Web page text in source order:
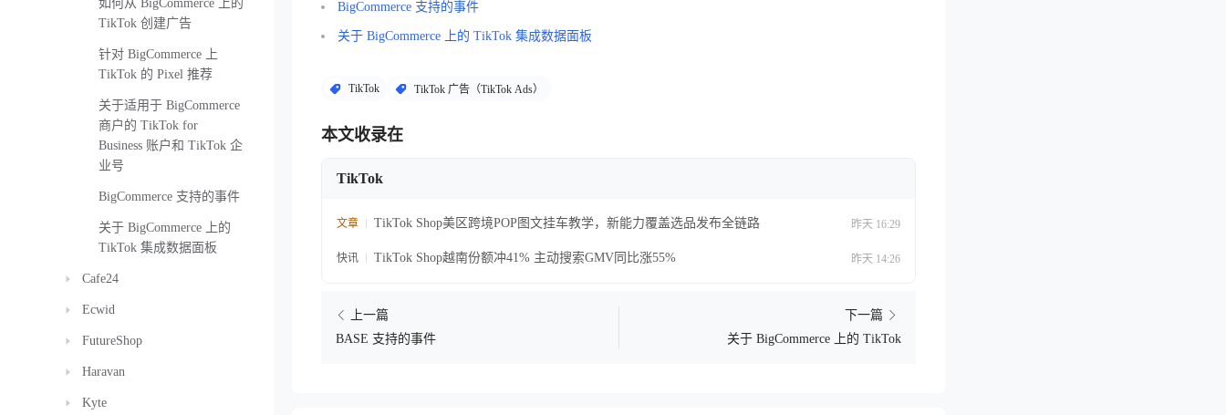
如何从 BigCommerce 上的
TikTok 创建广告
针对 BigCommerce 上
TikTok 的 Pixel 推荐
关于适用于 BigCommerce
商户的 TikTok for
Business 账户和 TikTok 企
业号
BigCommerce 支持的事件
关于 BigCommerce 上的
TikTok 集成数据面板
Cafe24
Ecwid
FutureShop
Haravan
Kyte
BigCommerce 支持的事件
关于 BigCommerce 上的 TikTok 集成数据面板
TikTok TikTok 广告（TikTok Ads）
本文收录在
TikTok
文章 TikTok Shop美区跨境POP图文挂车教学，新能力覆盖选品发布全链路 昨天 16:29
快讯 TikTok Shop越南份额冲41% 主动搜索GMV同比涨55% 昨天 14:26
上一篇
BASE 支持的事件
下一篇
关于 BigCommerce 上的 TikTok